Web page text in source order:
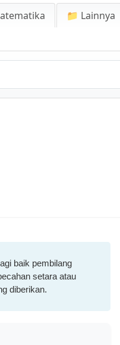
📁 Lainnya
baik pembilang
setara atau
diberikan.